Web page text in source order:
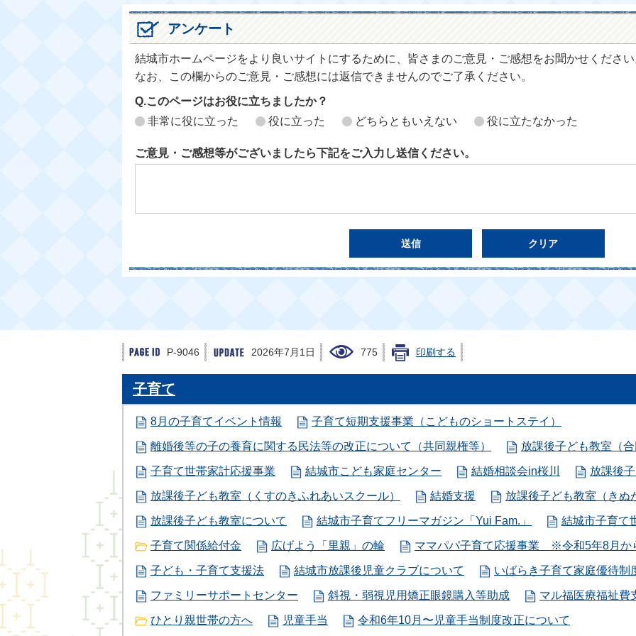
アンケート
結城市ホームページをより良いサイトにするために、皆さまのご意見・ご感想をお聞かせくださ
なお、この欄からのご意見・ご感想には返信できませんのでご了承ください。
Q.このページはお役に立ちましたか？
非常に役に立った
役に立った どちらともいえない 役に立たなかった
ご意見・ご感想等がございましたら下記をご入力し送信ください。
P-9046 2026年7月1日 775 印刷する
子育て
8月の子育てイベント情報 子育て短期支援事業（こどものショートステイ）
離婚後等の子の養育に関する民法等の改正について（共同親権等） 放課後子ども教室（
子育て世帯家計応援事業 結城市こども家庭センター 結婚相談会in桜川 放課後
放課後子ども教室（くすのきふれあいスクール） 結婚支援 放課後子ども教室（きぬ
放課後子ども教室について 結城市子育てフリーマガジン「Yui Fam.」 結城市子育て
子育て関係給付金 広げよう「里親」の輪 ママパパ子育て応援事業 ※令和5年8月か
子ども・子育て支援法 結城市放課後児童クラブについて いばらき子育て家庭優待
ファミリーサポートセンター 斜視・弱視児用矯正眼鏡購入等助成 マル福医療福祉費
ひとり親世帯の方へ 児童手当 令和6年10月〜児童手当制度改正について